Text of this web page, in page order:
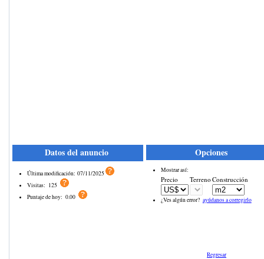
Datos del anuncio
Última modificación: 07/11/2025
Visitas: 125
Puntaje de hoy: 0.00
Opciones
Mostrar así:
Precio TerrenoConstrucción
¿Ves algún error? ayúdanos a corregirlo
Regresar